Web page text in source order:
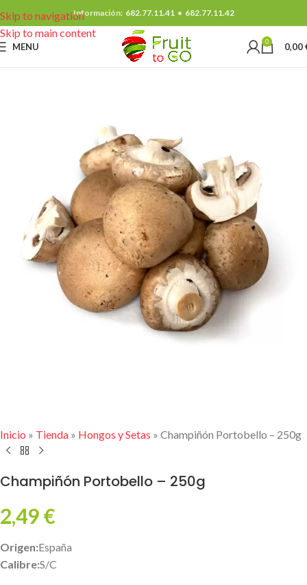
Skip to navigation
Skip to main content
Información: 682.77.11.41• 682.77.11.42
MENU 0 0,00
Inicio » Tienda » Hongos y Setas » Champiñón Portobello – 250g
Champiñón Portobello – 250g
2,49€
Origen:España
Calibre:S/C